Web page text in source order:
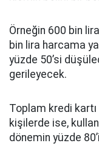
Örneğin 600 bin
bin lira harcama
yüzde 50’si
gerileyecek.
Toplam kredi
kişilerde ise,
dönemin yüzde